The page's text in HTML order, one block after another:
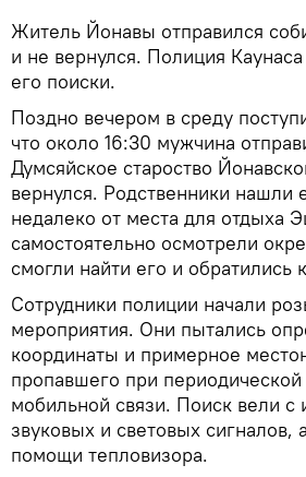
Житель Йонавы отправился
и не вернулся. Полиция
его поиски.
Поздно вечером в среду
что около 16:30 мужчина
Думсяйское староство
вернулся. Родственники нашли
недалеко от места для отдыха
самостоятельно осмотрели
смогли найти его и обратились
Сотрудники полиции начали
мероприятия. Они пытались
координаты и примерное
пропавшего при периодической
мобильной связи. Поиск вели с
звуковых и световых сигналов,
помощи тепловизора.